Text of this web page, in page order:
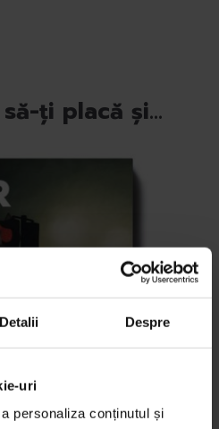
Detalii Despre
uri
personaliza conținutul și
ți placă și…